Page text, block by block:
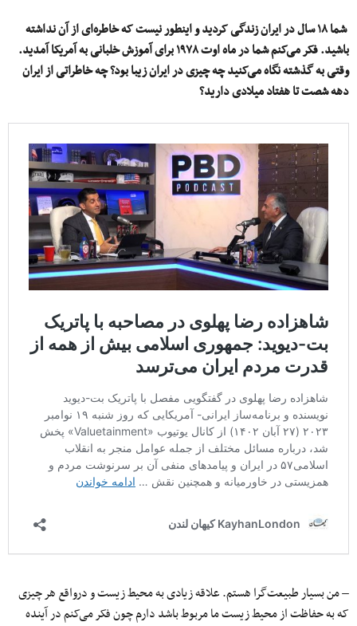
شما ۱۸ سال در ایران زندگی کردید و اینطور نیست که خاطره‌ای از آن نداشته
باشید. فکر می‌کنم شما در ماه اوت ۱۹۷۸ برای آموزش خلبانی به آمریکا آمدید.
وقتی به گذشته نگاه می‌کنید چه چیزی در ایران زیبا بود؟ چه خاطراتی از ایران
دهه شصت تا هفتاد میلادی دارید؟
– من بسیار طبیعت‌گرا هستم. علاقه زیادی به محیط زیست و درواقع هر چیزی
که به حفاظت از محیط زیست ما مربوط باشد دارم چون فکر می‌کنم در آینده